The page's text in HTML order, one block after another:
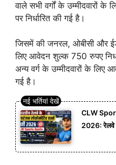
वाले सभी वर्गों के उम्मीदवारों
पर निर्धारित की गई है।
जिसमें की जनरल, ओबीसी और
लिए आवेदन शुल्क 750 रुपए
अन्य वर्ग के उम्मीदवारों के लिए
गई है।
CLW
2026: रेलवे